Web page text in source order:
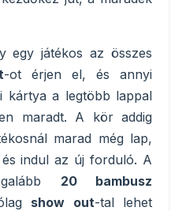
egy játékos az összes
-ot érjen el, és annyi
kártya a legtöbb lappal
maradt. A kör addig
marad még lap,
indul az új forduló. A
20 bambusz
show out-tal lehet